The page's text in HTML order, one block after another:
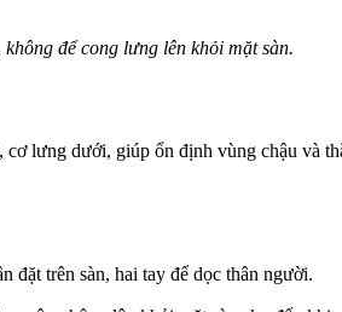
để cong lưng lên khỏi mặt sàn.
cơ lưng dưới, giúp ổn định vùng chậu và
đặt trên sàn, hai tay để dọc thân người.